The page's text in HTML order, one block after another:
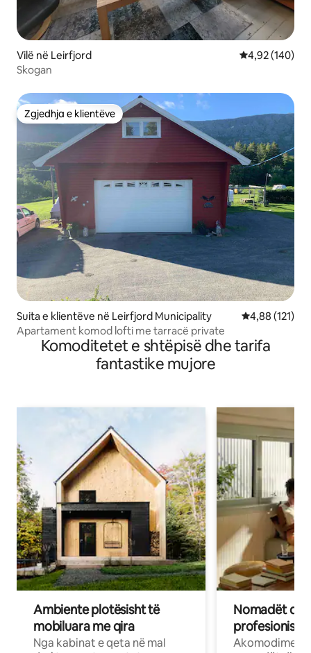
Vilë në Leirfjord Vlerësimi
4,92 (140)
Skogan
Zgjedhja e klientëve
Zgjedhja e klientëve
Suita e klientëve në Leirfjord Municipality Vlerësimi
4,88 (121)
Apartament komod lofti me tarracë private
Komoditetet e shtëpisë dhe tarifa
fantastike mujore
Ambiente plotësisht të
mobiluara me qira
Nga kabinat e qeta në mal
Nomadët
Akomodime